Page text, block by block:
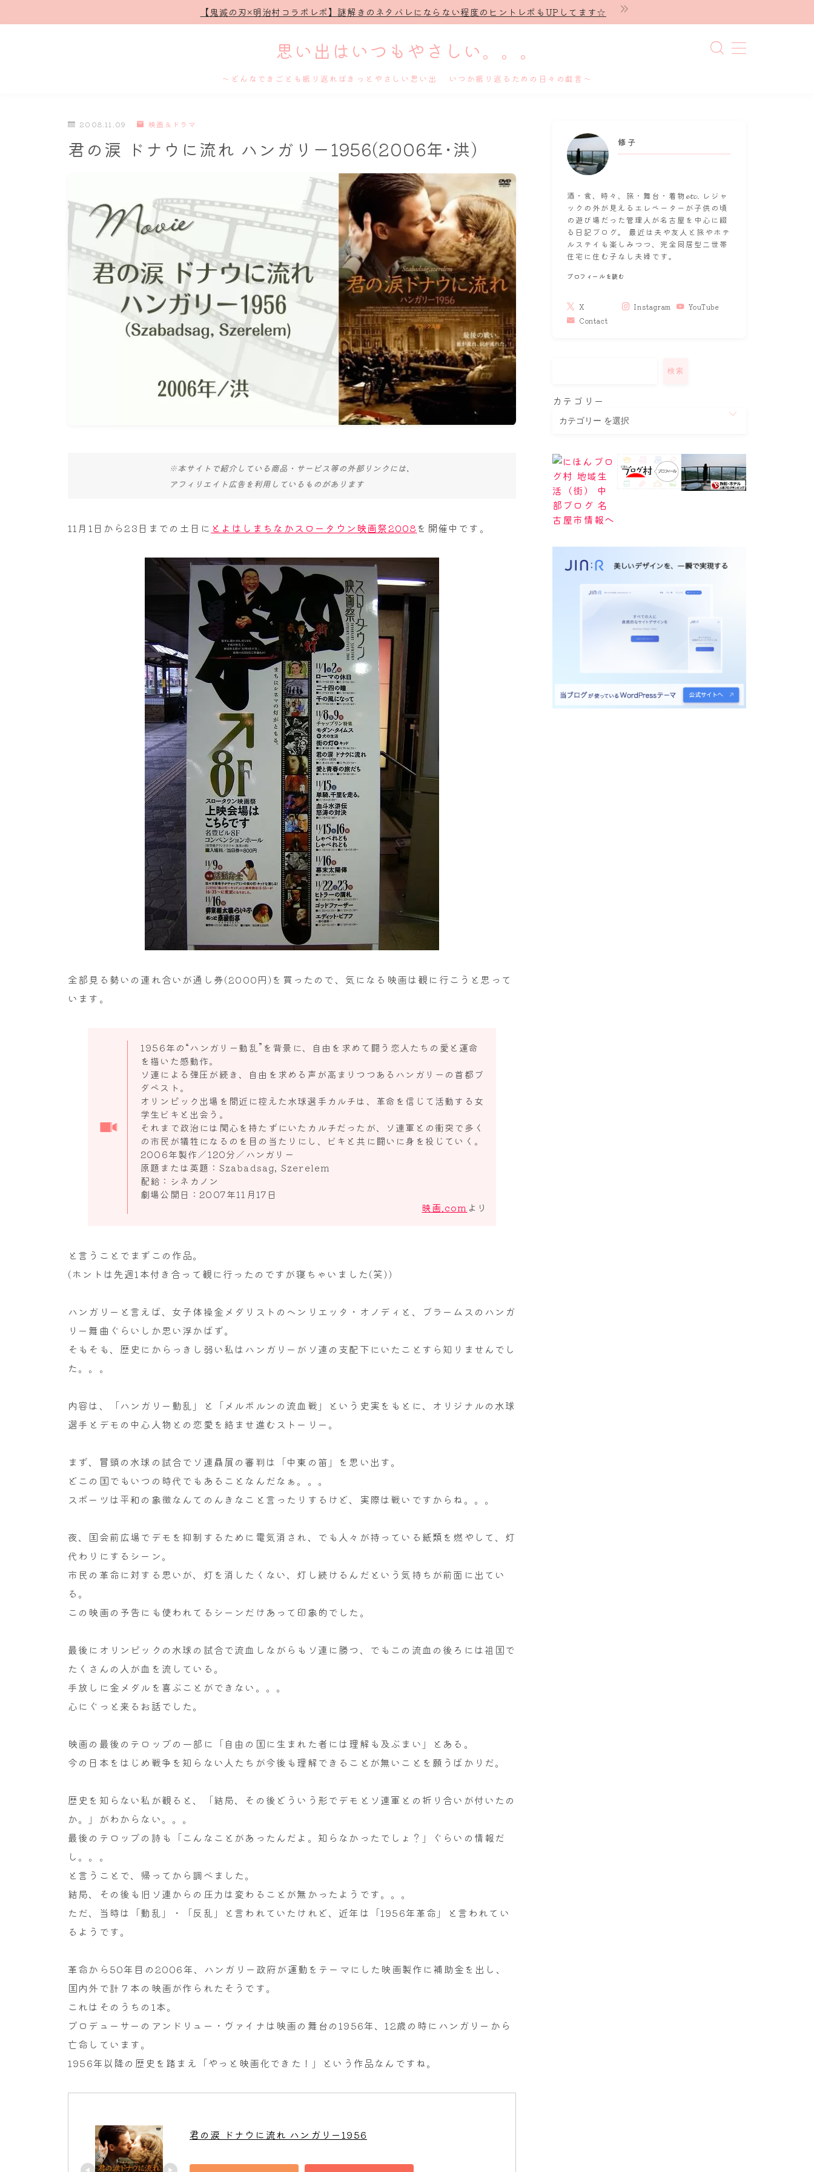
【鬼滅の刃×明治村コラボレポ】謎解きのネタバレにならない程度のヒントレポもUPしてます☆
思い出はいつもやさしい。。。
～どんなできごとも振り返ればきっとやさしい思い出 いつか振り返るための日々の戯言～
プロフィール
謎解き
ホテル滞在記
舞台・ライブ
名古屋
ナナちゃん人形
2008.11.09 映画＆ドラマ
君の涙 ドナウに流れ ハンガリー1956(2006年･洪)
※本サイトで紹介している商品・サービス等の外部リンクには、
アフィリエイト広告を利用しているものがあります
11月1日から23日までの土日に とよはしまちなかスロータウン映画祭2008を開催中です。
全部見る勢いの連れ合いが通し券(2000円)を買ったので、気になる映画は観に行こうと思って
います。
1956年の“ハンガリー動乱”を背景に、自由を求めて闘う恋人たちの愛と運命
を描いた感動作。
ソ連による弾圧が続き、自由を求める声が高まりつつあるハンガリーの首都ブ
ダペスト。
オリンピック出場を間近に控えた水球選手カルチは、革命を信じて活動する女
学生ビキと出会う。
それまで政治には関心を持たずにいたカルチだったが、ソ連軍との衝突で多く
の市民が犠牲になるのを目の当たりにし、ビキと共に闘いに身を投じていく。
2006年製作／120分／ハンガリー
原題または英題：Szabadsag, Szerelem
配給：シネカノン
劇場公開日：2007年11月17日
映画.com より
と言うことでまずこの作品。
(ホントは先週1本付き合って観に行ったのですが寝ちゃいました(笑))
ハンガリーと言えば、女子体操金メダリストのヘンリエッタ・オノディと、ブラームスのハンガ
リー舞曲ぐらいしか思い浮かばず。
そもそも、歴史にからっきし弱い私はハンガリーがソ連の支配下にいたことすら知りませんでし
た。。。
内容は、「ハンガリー動乱」と「メルボルンの流血戦」という史実をもとに、オリジナルの水球
選手とデモの中心人物との恋愛を絡ませ進むストーリー。
まず、冒頭の水球の試合でソ連贔屓の審判は「中東の笛」を思い出す。
どこの国でもいつの時代でもあることなんだなぁ。。。
スポーツは平和の象徴なんてのんきなこと言ったりするけど、実際は戦いですからね。。。
夜、国会前広場でデモを抑制するために電気消され、でも人々が持っている紙類を燃やして、灯
代わりにするシーン。
市民の革命に対する思いが、灯を消したくない、灯し続けるんだという気持ちが前面に出てい
る。
この映画の予告にも使われてるシーンだけあって印象的でした。
最後にオリンピックの水球の試合で流血しながらもソ連に勝つ、でもこの流血の後ろには祖国で
たくさんの人が血を流している。
手放しに金メダルを喜ぶことができない。。。
心にぐっと来るお話でした。
映画の最後のテロップの一部に「自由の国に生まれた者には理解も及ぶまい」とある。
今の日本をはじめ戦争を知らない人たちが今後も理解できることが無いことを願うばかりだ。
歴史を知らない私が観ると、「結局、その後どういう形でデモとソ連軍との折り合いが付いたの
か。」がわからない。。。
最後のテロップの詩も「こんなことがあったんだよ。知らなかったでしょ？」ぐらいの情報だ
し。。。
と言うことで、帰ってから調べました。
結局、その後も旧ソ連からの圧力は変わることが無かったようです。。。
ただ、当時は「動乱」・「反乱」と言われていたけれど、近年は「1956年革命」と言われてい
るようです。
革命から50年目の2006年、ハンガリー政府が運動をテーマにした映画製作に補助金を出し、
国内外で計７本の映画が作られたそうです。
これはそのうちの1本。
プロデューサーのアンドリュー・ヴァイナは映画の舞台の1956年、12歳の時にハンガリーから
亡命しています。
1956年以降の歴史を踏まえ「やっと映画化できた！」という作品なんですね。
修子
酒・食、時々、旅・舞台・着物𝓮𝓽𝓬. レジャ
ックの外が見えるエレベーターが子供の頃
の遊び場だった管理人が名古屋を中心に綴
る日記ブログ。 最近は夫や友人と旅やホテ
ルステイも楽しみつつ、完全同居型二世帯
住宅に住む子なし夫婦です。
プロフィールを読む
X Instagram
YouTube
Contact
検索
カテゴリー